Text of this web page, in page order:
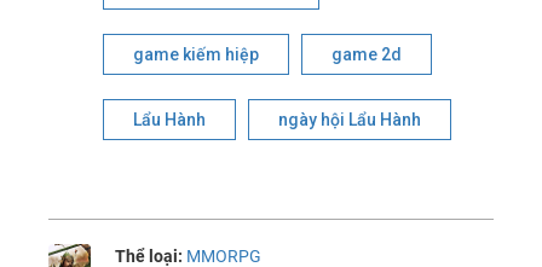
game kiếm hiệp game 2d
Lẩu Hành ngày hội Lẩu Hành
Thể loại: MMORPG